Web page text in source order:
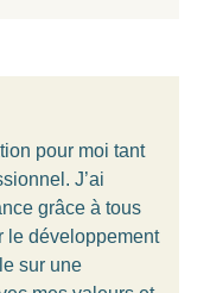
pour moi tant
J’ai
grâce à tous
le développement
sur une